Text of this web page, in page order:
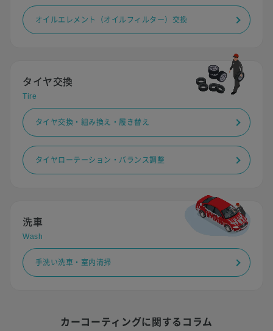
オイルエレメント（オイルフィルター）交換
タイヤ交換
Tire
タイヤ交換・組み換え・履き替え
タイヤローテーション・バランス調整
洗車
Wash
手洗い洗車・室内清掃
カーコーティングに関するコラム